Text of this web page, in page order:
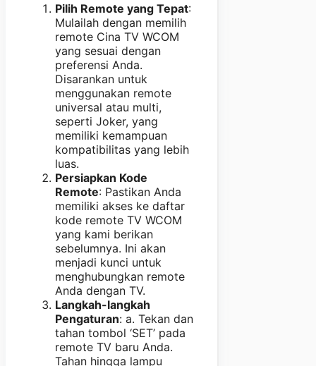
Pilih Remote yang Tepat:
Mulailah dengan memilih
remote Cina TV WCOM
yang sesuai dengan
preferensi Anda.
Disarankan untuk
menggunakan remote
universal atau multi,
seperti Joker, yang
memiliki kemampuan
kompatibilitas yang lebih
luas.
Persiapkan Kode
Remote: Pastikan Anda
memiliki akses ke daftar
kode remote TV WCOM
yang kami berikan
sebelumnya. Ini akan
menjadi kunci untuk
menghubungkan remote
Anda dengan TV.
Langkah-langkah
Pengaturan: a. Tekan dan
tahan tombol ‘SET’ pada
remote TV baru Anda.
Tahan hingga lampu